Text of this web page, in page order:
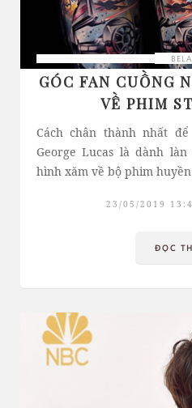
BELA
GÓC FAN CUỒNG
VỀ PHIM
Cách chân thành nhất
George Lucas là dành
hình xăm về bộ phim
23/05/2019
ĐỌC